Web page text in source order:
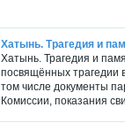
Хатынь. Трагедия и
Хатынь. Трагедия и
посвящённых трагедии
том числе документы
Комиссии, показания